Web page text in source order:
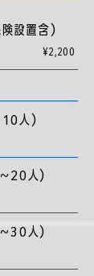
設置含）
¥2,200
人）
20人）
30人）